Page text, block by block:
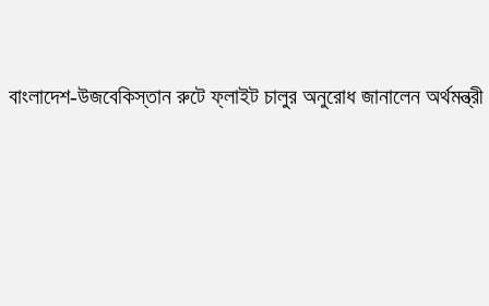
বাংলাদেশ-উজবেকিস্তান রুটে ফ্লাইট চালুর অনুরোধ জানালেন অর্থমন্ত্রী